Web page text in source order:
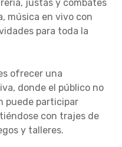
justas y combates
música en vivo con
para toda la
ofrecer una
donde el público no
puede participar
con trajes de
y talleres.